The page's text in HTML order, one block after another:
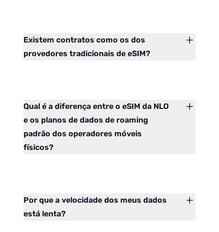
Existem contratos como os dos
provedores tradicionais de eSIM?
Qual é a diferença entre o eSIM da NLO
e os planos de dados de roaming
padrão dos operadores móveis
físicos?
Por que a velocidade dos meus dados
está lenta?